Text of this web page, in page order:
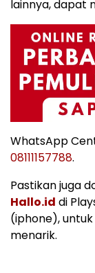
lainnya, dapat
WhatsApp
08111157788.
Pastikan juga
Hallo.id di
(iphone),
menarik.